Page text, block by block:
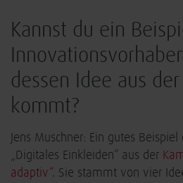
Kannst du ein
dessen Idee aus
kommt?
Jens Muschner: Ein gutes
„Digitales Einkleiden“ aus der
adaptiv“. Sie stammt von vier